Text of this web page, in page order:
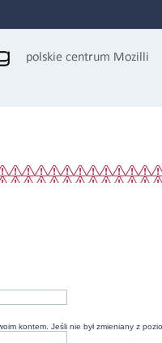
kontem. Jeśli nie był zmieniany z